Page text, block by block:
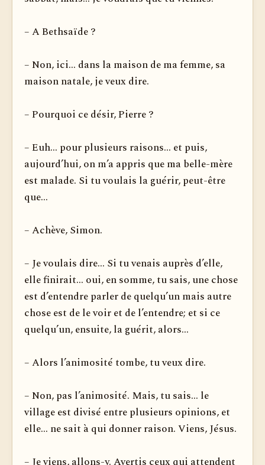
– A Bethsaïde ?
– Non, ici... dans la maison de ma femme, sa
maison natale, je veux dire.
– Pourquoi ce désir, Pierre ?
– Euh... pour plusieurs raisons... et puis,
aujourd’hui, on m’a appris que ma belle-mère
est malade. Si tu voulais la guérir, peut-être
que...
– Achève, Simon.
– Je voulais dire... Si tu venais auprès d’elle,
elle finirait... oui, en somme, tu sais, une chose
est d’entendre parler de quelqu’un mais autre
chose est de le voir et de l’entendre; et si ce
quelqu’un, ensuite, la guérit, alors...
– Alors l’animosité tombe, tu veux dire.
– Non, pas l’animosité. Mais, tu sais... le
village est divisé entre plusieurs opinions, et
elle... ne sait à qui donner raison. Viens, Jésus.